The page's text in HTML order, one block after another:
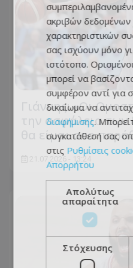
Γιάννης: «Οι
την ασφάλεια των
θα είμαι στο
21.07.2026 - 13:24
ακριβών δεδομένων
χαρακτηριστικών
σας ισχύουν μόνο
ιστότοπο.
μπορεί να
συμφέρον αντί για
δικαίωμα να
διαφήμισης.
συγκατάθεσή σας
στις Ρυθμίσεις
Απορρήτου
Απολύτως
απαραίτητα
Στόχευσης